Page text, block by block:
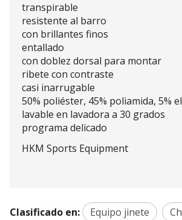
transpirable
resistente al barro
con brillantes finos
entallado
con doblez dorsal para montar
ribete con contraste
casi inarrugable
50% poliéster, 45% poliamida, 5%
lavable en lavadora a 30 grados
programa delicado
HKM Sports Equipment
Clasificado en: Equipo jinete